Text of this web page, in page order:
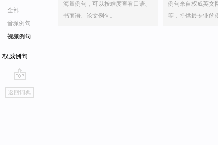
全部
音频例句
视频例句
权威例句
go
top
返回词典
海量例句，可以按难度查看口语、
书面语、论文例句。
例句来自权威英文
等，提供最专业的